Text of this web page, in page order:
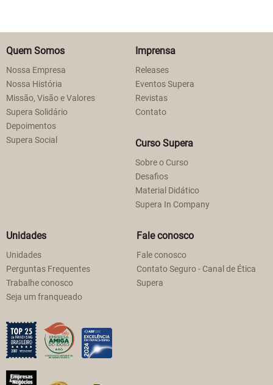
Quem Somos
Nossa Empresa
Nossa História
Missão, Visão e Valores
Supera Solidário
Depoimentos
Supera Social
Imprensa
Releases
Eventos Supera
Revistas
Contato
Curso Supera
Sobre o Curso
Desafios
Material Didático
Supera In Company
Unidades
Unidades
Perguntas Frequentes
Trabalhe conosco
Seja um franqueado
Fale conosco
Fale conosco
Contato Seguro - Canal de Ética
Supera